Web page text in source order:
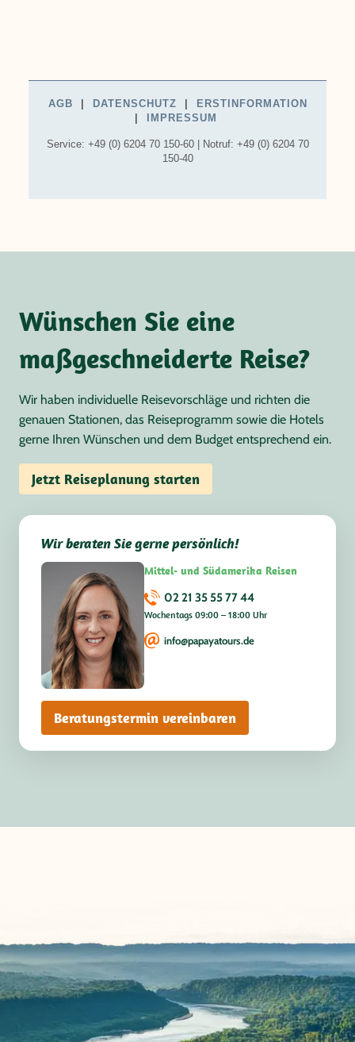
Wünschen Sie eine
maßgeschneiderte Reise?
Wir haben individuelle Reisevorschläge und richten die
genauen Stationen, das Reiseprogramm sowie die Hotels
gerne Ihren Wünschen und dem Budget entsprechend ein.
Jetzt Reiseplanung starten
Wir beraten Sie gerne persönlich!
Mittel- und Südamerika Reisen
02 21 35 55 77 44
Wochentags 09:00 – 18:00 Uhr
info@papayatours.de
Beratungstermin vereinbaren